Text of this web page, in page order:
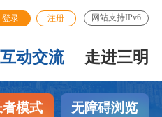
登录 注册 网站支持IPv6
互动交流 走进三明
者模式 无障碍浏览